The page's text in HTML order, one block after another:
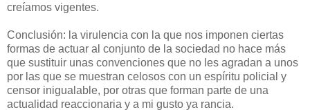
creíamos vigentes.
Conclusión: la virulencia con la que nos imponen ciertas
formas de actuar al conjunto de la sociedad no hace más
que sustituir unas convenciones que no les agradan a unos
por las que se muestran celosos con un espíritu policial y
censor inigualable, por otras que forman parte de una
actualidad reaccionaria y a mi gusto ya rancia.